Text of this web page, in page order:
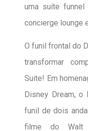
uma suíte
concierge lounge
O funil frontal do
transformar
Suite! Em
Disney Dream,
funil de dois
filme do Walt